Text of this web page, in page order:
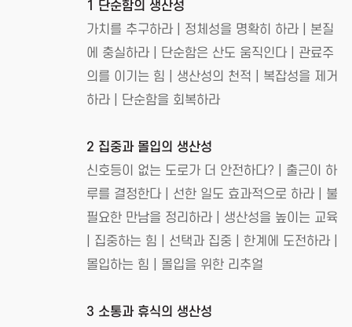
1 단순함의 생산성
가치를 추구하라 | 정체성을 명확히 하라 | 본질
에 충실하라 | 단순함은 산도 움직인다 | 관료주
의를 이기는 힘 | 생산성의 천적 | 복잡성을 제거
하라 | 단순함을 회복하라
2 집중과 몰입의 생산성
신호등이 없는 도로가 더 안전하다? | 출근이 하
루를 결정한다 | 선한 일도 효과적으로 하라 | 불
필요한 만남을 정리하라 | 생산성을 높이는 교육
| 집중하는 힘 | 선택과 집중 | 한계에 도전하라 |
몰입하는 힘 | 몰입을 위한 리추얼
3 소통과 휴식의 생산성